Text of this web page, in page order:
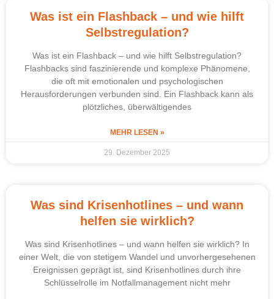
Was ist ein Flashback – und wie hilft
Selbstregulation?
Was ist ein Flashback – und wie hilft Selbstregulation?
Flashbacks sind faszinierende und komplexe Phänomene,
die oft mit emotionalen und psychologischen
Herausforderungen verbunden sind. Ein Flashback kann als
plötzliches, überwältigendes
MEHR LESEN »
29. Dezember 2025
Was sind Krisenhotlines – und wann
helfen sie wirklich?
Was sind Krisenhotlines – und wann helfen sie wirklich? In
einer Welt, die von stetigem Wandel und unvorhergesehenen
Ereignissen geprägt ist, sind Krisenhotlines durch ihre
Schlüsselrolle im Notfallmanagement nicht mehr